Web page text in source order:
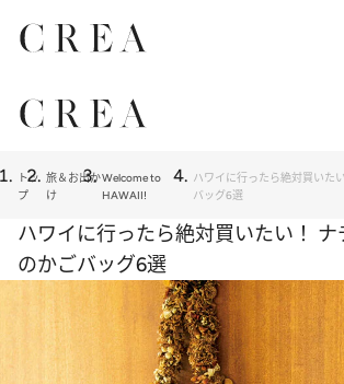
トッ
プ
旅＆お出か
け
Welcome to
HAWAII!
ハワイに行ったら絶対買いた
バッグ6選
ハワイに行ったら絶対買いたい！ ナチュラル素材
のかごバッグ6選